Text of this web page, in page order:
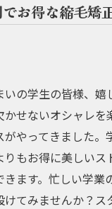
お得な縮毛矯
の学生の皆様、嬉
かせないオシャレを
やってきました。
りもお得に美しいス
きます。忙しい学業
てみませんか？ス